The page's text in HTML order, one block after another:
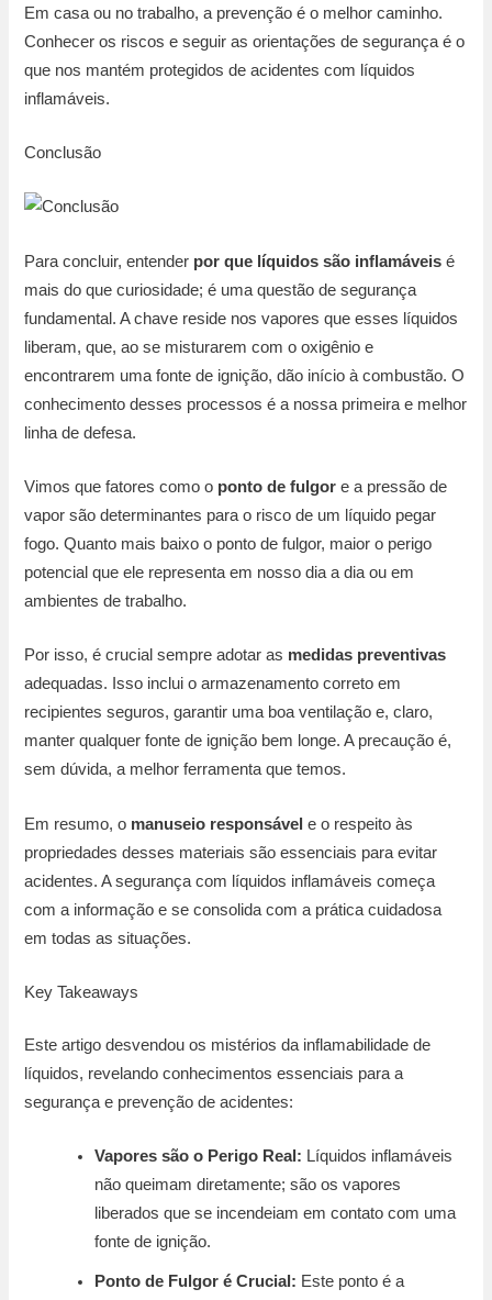
Em casa ou no trabalho, a prevenção é o melhor caminho.
Conhecer os riscos e seguir as orientações de segurança é o
que nos mantém protegidos de acidentes com líquidos
inflamáveis.
Conclusão
Para concluir, entender por que líquidos são inflamáveis é
mais do que curiosidade; é uma questão de segurança
fundamental. A chave reside nos vapores que esses líquidos
liberam, que, ao se misturarem com o oxigênio e
encontrarem uma fonte de ignição, dão início à combustão. O
conhecimento desses processos é a nossa primeira e melhor
linha de defesa.
Vimos que fatores como o ponto de fulgor e a pressão de
vapor são determinantes para o risco de um líquido pegar
fogo. Quanto mais baixo o ponto de fulgor, maior o perigo
potencial que ele representa em nosso dia a dia ou em
ambientes de trabalho.
Por isso, é crucial sempre adotar as medidas preventivas
adequadas. Isso inclui o armazenamento correto em
recipientes seguros, garantir uma boa ventilação e, claro,
manter qualquer fonte de ignição bem longe. A precaução é,
sem dúvida, a melhor ferramenta que temos.
Em resumo, o manuseio responsável e o respeito às
propriedades desses materiais são essenciais para evitar
acidentes. A segurança com líquidos inflamáveis começa
com a informação e se consolida com a prática cuidadosa
em todas as situações.
Key Takeaways
Este artigo desvendou os mistérios da inflamabilidade de
líquidos, revelando conhecimentos essenciais para a
segurança e prevenção de acidentes:
Vapores são o Perigo Real: Líquidos inflamáveis
não queimam diretamente; são os vapores
liberados que se incendeiam em contato com uma
fonte de ignição.
Ponto de Fulgor é Crucial: Este ponto é a